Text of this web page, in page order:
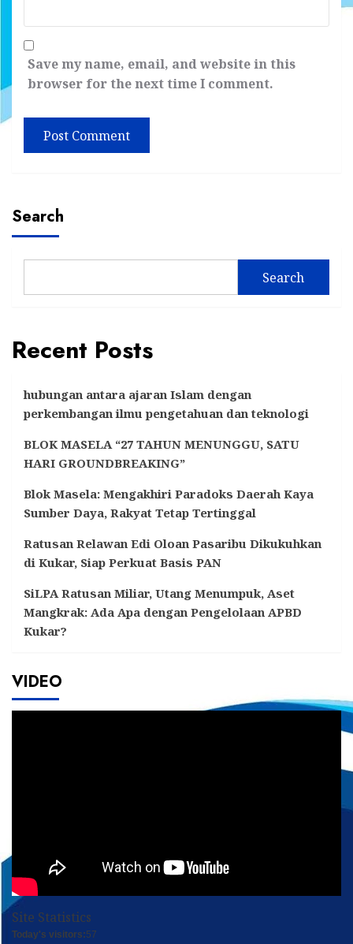
Save my name, email, and website in this
browser for the next time I comment.
Search
Search
Recent Posts
hubungan antara ajaran Islam dengan
perkembangan ilmu pengetahuan dan teknologi
BLOK MASELA “27 TAHUN MENUNGGU, SATU
HARI GROUNDBREAKING”
Blok Masela: Mengakhiri Paradoks Daerah Kaya
Sumber Daya, Rakyat Tetap Tertinggal
Ratusan Relawan Edi Oloan Pasaribu Dikukuhkan
di Kukar, Siap Perkuat Basis PAN
SiLPA Ratusan Miliar, Utang Menumpuk, Aset
Mangkrak: Ada Apa dengan Pengelolaan APBD
Kukar?
VIDEO
Site Statistics
Today's visitors:57